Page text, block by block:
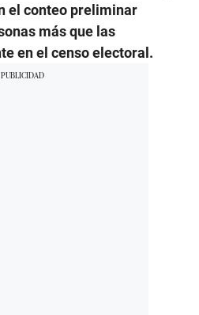
el conteo preliminar
más que las
en el censo electoral.